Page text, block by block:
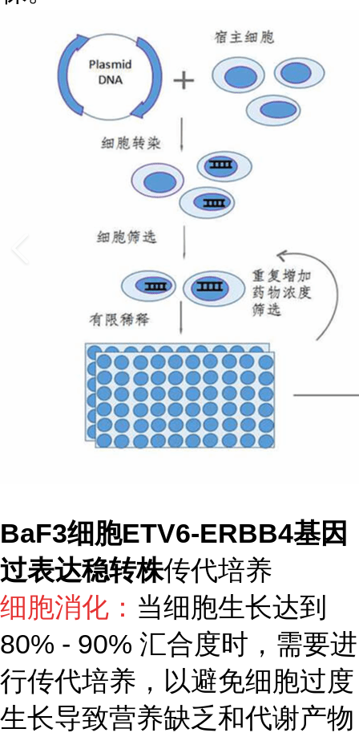
BaF3细胞ETV6-ERBB4基因
过表达稳转株传代培养
细胞消化： 当细胞生长达到
80% - 90% 汇合度时，需要进
行传代培养，以避免细胞过度
生长导致营养缺乏和代谢产物